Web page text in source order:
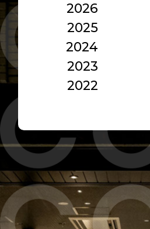
2026
2025
2024
2023
2022